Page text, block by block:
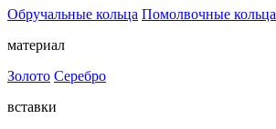
Обручальные кольца Помолвочные кольца
материал
Золото Серебро
вставки